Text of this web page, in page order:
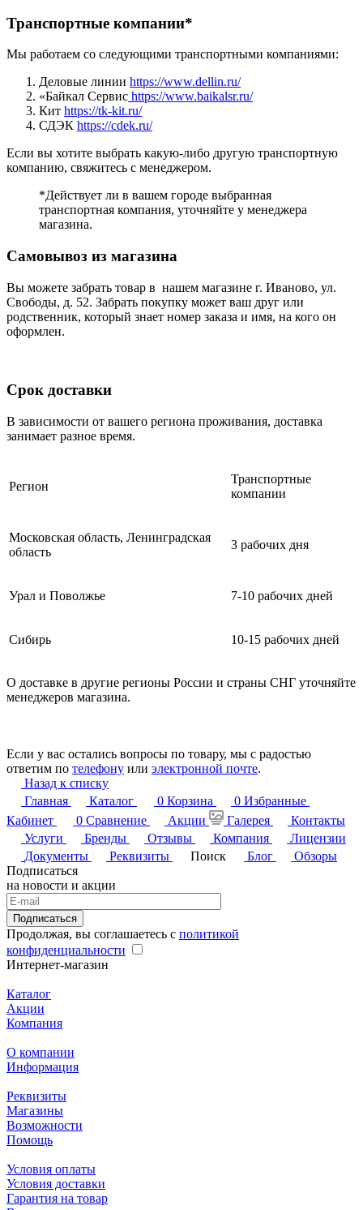
Транспортные компании*
Мы работаем со следующими транспортными компаниями:
Деловые линии https://www.dellin.ru/
«Байкал Сервис https://www.baikalsr.ru/
Кит https://tk-kit.ru/
СДЭК https://cdek.ru/
Если вы хотите выбрать какую-либо другую транспортную
компанию, свяжитесь с менеджером.
*Действует ли в вашем городе выбранная
транспортная компания, уточняйте у менеджера
магазина.
Самовывоз из магазина
Вы можете забрать товар в нашем магазине г. Иваново, ул.
Свободы, д. 52. Забрать покупку может ваш друг или
родственник, который знает номер заказа и имя, на кого он
оформлен.
Срок доставки
В зависимости от вашего региона проживания, доставка
занимает разное время.
Регион
Транспортные
компании
Московская область, Ленинградская
область
3 рабочих дня
Урал и Поволжье 7-10 рабочих дней
Сибирь 10-15 рабочих дней
О доставке в другие регионы России и страны СНГ уточняйте
менеджеров магазина.
Если у вас остались вопросы по товару, мы с радостью
ответим по телефону или электронной почте.
Назад к списку
Главная
Каталог 0 Корзина 0 Избранные
Кабинет
0 Сравнение Акции Галерея
Контакты
Услуги
Бренды Отзывы Компания
Лицензии
Документы
Реквизиты Поиск Блог
Обзоры
Подписаться
на новости и акции
Подписаться
Продолжая, вы соглашаетесь с политикой
конфиденциальности
Интернет-магазин
Каталог
Акции
Компания
О компании
Информация
Реквизиты
Магазины
Возможности
Помощь
Условия оплаты
Условия доставки
Гарантия на товар